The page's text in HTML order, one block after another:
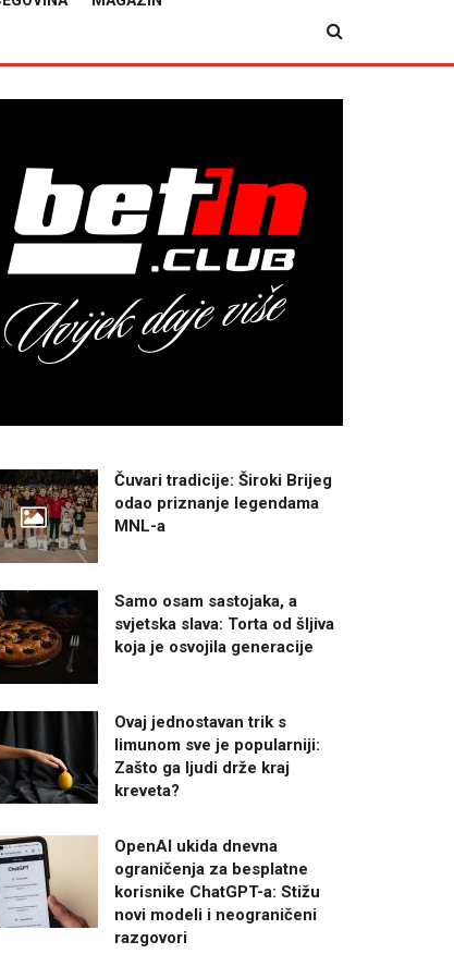
Čuvari tradicije: Široki Brijeg
odao priznanje legendama
MNL-a
Samo osam sastojaka, a
svjetska slava: Torta od šljiva
koja je osvojila generacije
Ovaj jednostavan trik s
limunom sve je popularniji:
Zašto ga ljudi drže kraj
kreveta?
OpenAI ukida dnevna
ograničenja za besplatne
korisnike ChatGPT-a: Stižu
novi modeli i neograničeni
razgovori